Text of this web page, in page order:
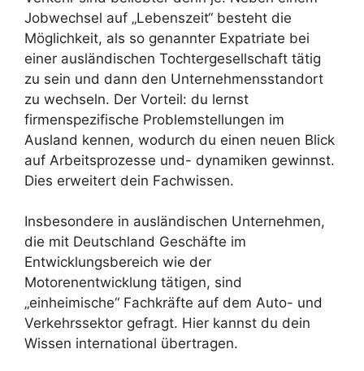
Jobwechsel auf „Lebenszeit“ besteht die
Möglichkeit, als so genannter Expatriate bei
einer ausländischen Tochtergesellschaft tätig
zu sein und dann den Unternehmensstandort
zu wechseln. Der Vorteil: du lernst
firmenspezifische Problemstellungen im
Ausland kennen, wodurch du einen neuen Blick
auf Arbeitsprozesse und- dynamiken gewinnst.
Dies erweitert dein Fachwissen.
Insbesondere in ausländischen Unternehmen,
die mit Deutschland Geschäfte im
Entwicklungsbereich wie der
Motorenentwicklung tätigen, sind
„einheimische“ Fachkräfte auf dem Auto- und
Verkehrssektor gefragt. Hier kannst du dein
Wissen international übertragen.